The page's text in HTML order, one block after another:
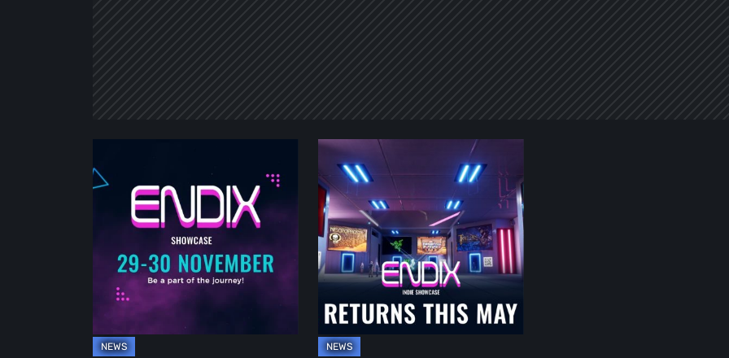
Indie
Showcase
giorni
dentro
la
fiera
Endix
2025:
la
Fiera
Digitale
che
Ridefinisce
gli
Videoludici